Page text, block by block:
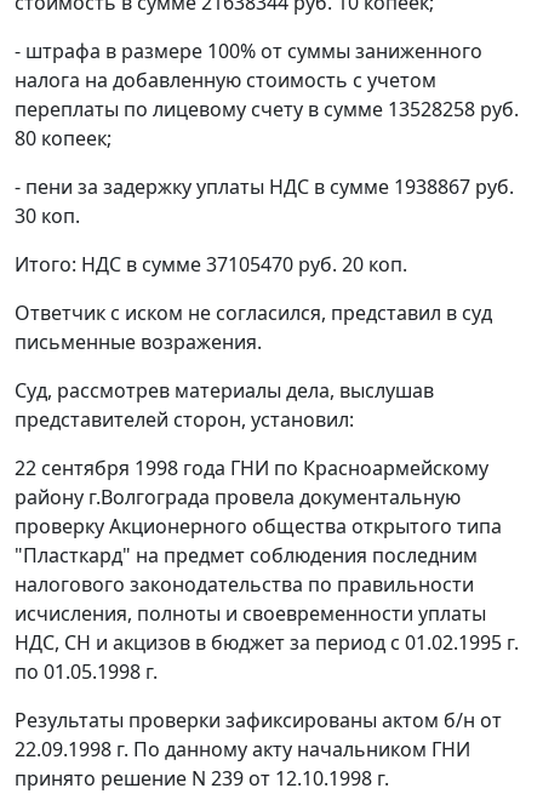
- штрафа в размере 100% от суммы заниженного
налога на добавленную стоимость с учетом
переплаты по лицевому счету в сумме 13528258 руб.
80 копеек;
- пени за задержку уплаты НДС в сумме 1938867 руб.
30 коп.
Итого: НДС в сумме 37105470 руб. 20 коп.
Ответчик с иском не согласился, представил в суд
письменные возражения.
Суд, рассмотрев материалы дела, выслушав
представителей сторон, установил:
22 сентября 1998 года ГНИ по Красноармейскому
району г.Волгограда провела документальную
проверку Акционерного общества открытого типа
"Пласткард" на предмет соблюдения последним
налогового законодательства по правильности
исчисления, полноты и своевременности уплаты
НДС, СН и акцизов в бюджет за период с 01.02.1995 г.
по 01.05.1998 г.
Результаты проверки зафиксированы актом б/н от
22.09.1998 г. По данному акту начальником ГНИ
принято решение N 239 от 12.10.1998 г.